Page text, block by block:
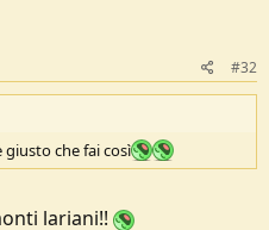
#32
che fai così
lariani!!